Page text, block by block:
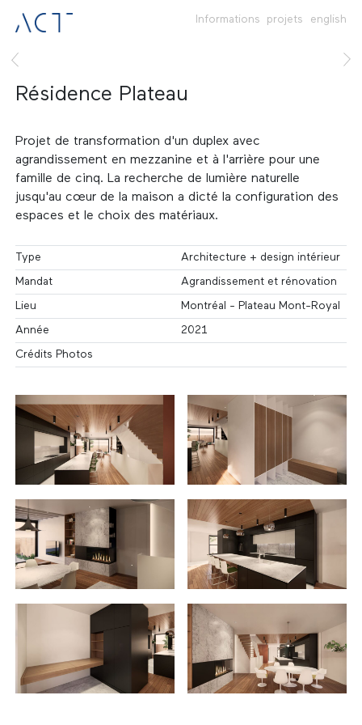
Informations projets english
Résidence Plateau
Projet de transformation d'un duplex avec
agrandissement en mezzanine et à l'arrière pour une
famille de cinq. La recherche de lumière naturelle
jusqu'au cœur de la maison a dicté la configuration des
espaces et le choix des matériaux.
Type Architecture + design intérieur
Mandat Agrandissement et rénovation
Lieu Montréal - Plateau Mont-Royal
Année 2021
Crédits Photos